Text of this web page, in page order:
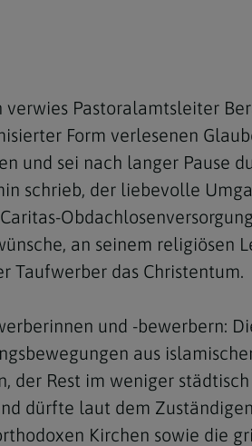
Pastoralamtsleiter
Form verlesenen
und sei nach langer Pause
schrieb, der liebevolle
an seinem religiösen
Taufwerber das Christentum.
und -bewerbern:
aus
Rest im weniger
dürfte laut dem
Kirchen sowie die